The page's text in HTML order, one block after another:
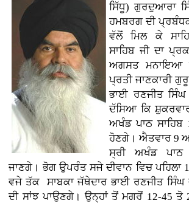
ਸਿੱਧੂ) ਗੁਰਦੁਆਰਾ
ਹਮਬਰਗ ਦੀ
ਵੱਲੋਂ ਮਿਲ ਕੇ
ਸਾਹਿਬ ਜੀ ਦਾ
ਅਗਸਤ ਮਨਾਇਆ
ਪ੍ਰਤੀ ਜਾਣਕਾਰੀ
ਭਾਈ ਰਣਜੀਤ
ਦੱਸਿਆ ਕਿ
ਅਖੰਡ ਪਾਠ ਸਾਹਿਬ
ਹੋਣਗੇ। ਐਤਵਾਰ 9
ਸ੍ਰੀ ਅਖੰਡ ਪਾਠ
ਜਾਣਗੇ। ਭੋਗ ਉਪਰੰਤ ਸਜੇ ਦੀਵਾਨ ਵਿਚ ਪਹਿਲਾ
ਵਜੇ ਤੱਕ ਸਾਬਕਾ ਜੱਥੇਦਾਰ ਭਾਈ ਰਣਜੀਤ ਸਿੰਘ
ਦੀ ਸਾਂਝ ਪਾਉਣਗੇ। ਉਨ੍ਹਾਂ ਤੋਂ ਮਗਰੋਂ 12-45